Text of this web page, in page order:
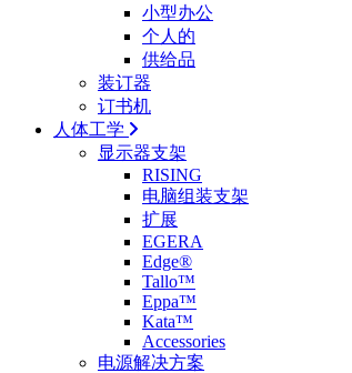
小型办公
个人的
供给品
装订器
订书机
人体工学
显示器支架
RISING
电脑组装支架
扩展
EGERA
Edge®
Tallo™
Eppa™
Kata™
Accessories
电源解决方案